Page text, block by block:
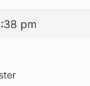
pm